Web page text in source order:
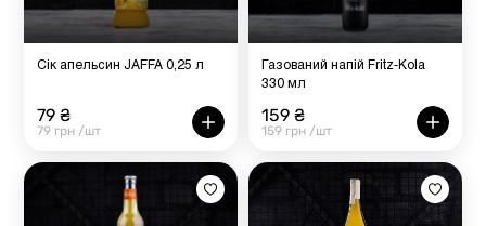
Сік апельсин JAFFA 0,25 л
79 ₴
79 грн /шт
Газований напій Fritz-Kola
330 мл
159 ₴
159 грн /шт